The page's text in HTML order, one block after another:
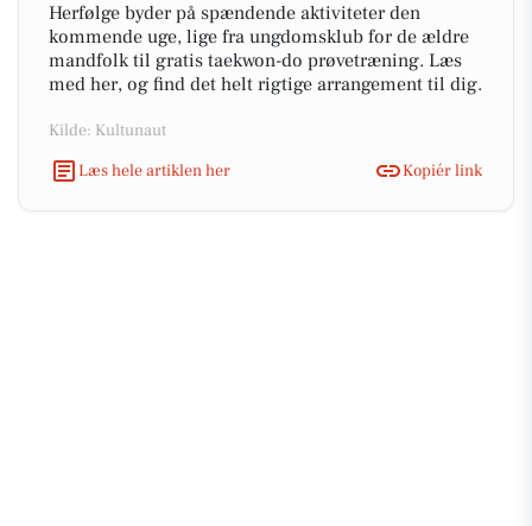
Herfølge byder på spændende aktiviteter den
kommende uge, lige fra ungdomsklub for de ældre
mandfolk til gratis taekwon-do prøvetræning. Læs
med her, og find det helt rigtige arrangement til dig.
Kilde: Kultunaut
Læs hele artiklen her
Kopiér link